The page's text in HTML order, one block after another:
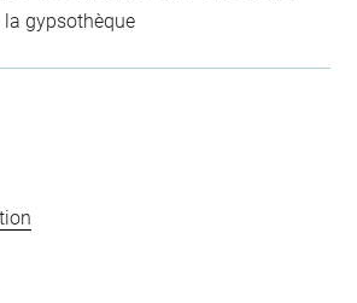
la gypsothèque